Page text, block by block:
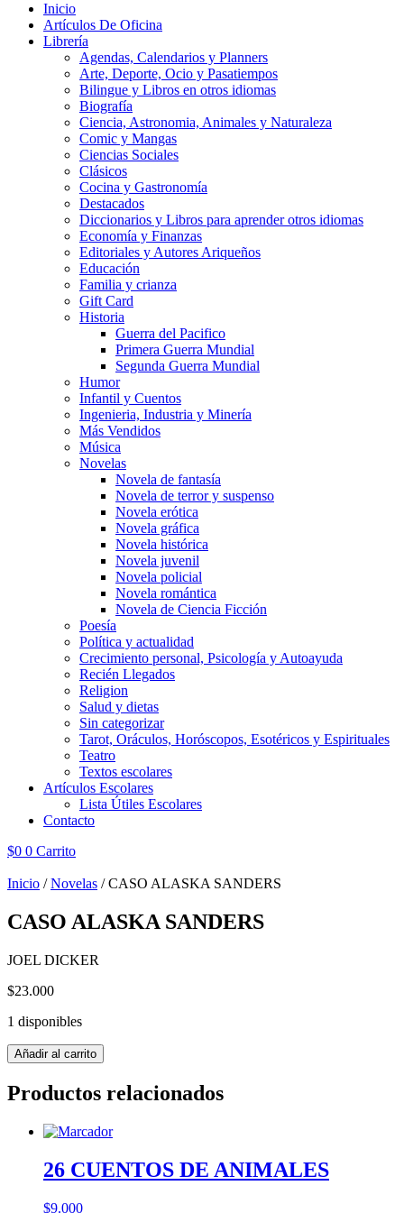
Inicio
Artículos De Oficina
Librería
Agendas, Calendarios y Planners
Arte, Deporte, Ocio y Pasatiempos
Bilingue y Libros en otros idiomas
Biografía
Ciencia, Astronomia, Animales y Naturaleza
Comic y Mangas
Ciencias Sociales
Clásicos
Cocina y Gastronomía
Destacados
Diccionarios y Libros para aprender otros idiomas
Economía y Finanzas
Editoriales y Autores Ariqueños
Educación
Familia y crianza
Gift Card
Historia
Guerra del Pacifico
Primera Guerra Mundial
Segunda Guerra Mundial
Humor
Infantil y Cuentos
Ingenieria, Industria y Minería
Más Vendidos
Música
Novelas
Novela de fantasía
Novela de terror y suspenso
Novela erótica
Novela gráfica
Novela histórica
Novela juvenil
Novela policial
Novela romántica
Novela de Ciencia Ficción
Poesía
Política y actualidad
Crecimiento personal, Psicología y Autoayuda
Recién Llegados
Religion
Salud y dietas
Sin categorizar
Tarot, Oráculos, Horóscopos, Esotéricos y Espirituales
Teatro
Textos escolares
Artículos Escolares
Lista Útiles Escolares
Contacto
$0 0 Carrito
Inicio /Novelas / CASO ALASKA SANDERS
CASO ALASKA SANDERS
JOEL DICKER
$23.000
1 disponibles
CASO
ALASKA
SANDERS
cantidad
Añadir al carrito
Productos relacionados
26 CUENTOS DE ANIMALES
$9.000